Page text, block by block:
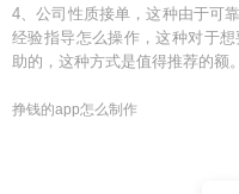
4、公司性质接单，这种由于可
经验指导怎么操作，这种对于
助的，这种方式是值得推荐的额。
挣钱的app怎么制作